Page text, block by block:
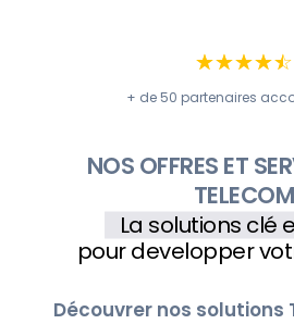
☆☆☆☆☆
+ de 50 partenaires
NOS OFFRES ET
TELECOM
La solutions clé
pour developper
Découvrer nos solutions